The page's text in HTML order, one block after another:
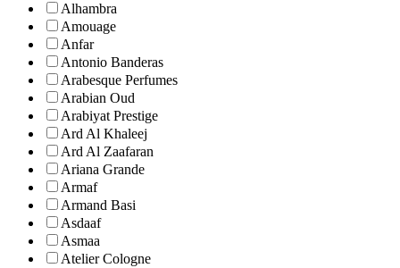
Alhambra
Amouage
Anfar
Antonio Banderas
Arabesque Perfumes
Arabian Oud
Arabiyat Prestige
Ard Al Khaleej
Ard Al Zaafaran
Ariana Grande
Armaf
Armand Basi
Asdaaf
Asmaa
Atelier Cologne